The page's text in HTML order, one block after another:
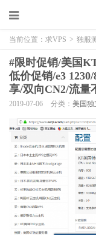
当前位置： 求VPS > 独服
#限时促销/美国
低价促销/e3
享/双向CN2/流量
2019-07-06 分类： 美国独